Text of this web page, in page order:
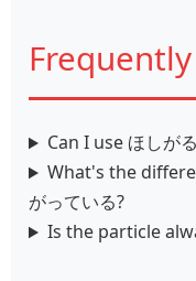
Can I use ほしが
What's the
がっている?
Is the particle